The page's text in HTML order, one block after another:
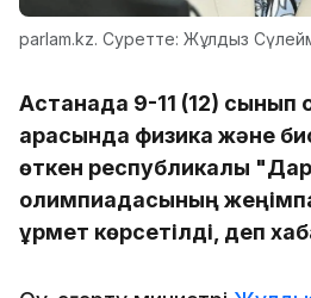
parlam.kz. Суретте: Жұлдыз
Астанада 9-11 (12) сынып
арасында физика және
өткен республикалық
олимпиадасының
құрмет көрсетілді, деп